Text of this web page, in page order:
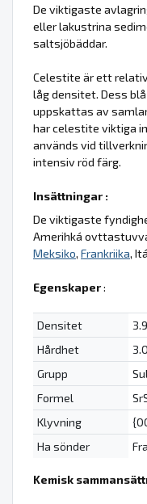
De viktigaste
eller lakustrina
saltsjöbäddar.
Celestite är ett
låg densitet. Dess
uppskattas av
har celestite viktiga
används vid
intensiv röd färg.
Insättningar :
De viktigaste
Amerihká
Meksiko, Frankriika,
Egenskaper:
Densitet
Hårdhet
Grupp
Formel
Klyvning
Ha sönder
Kemisk